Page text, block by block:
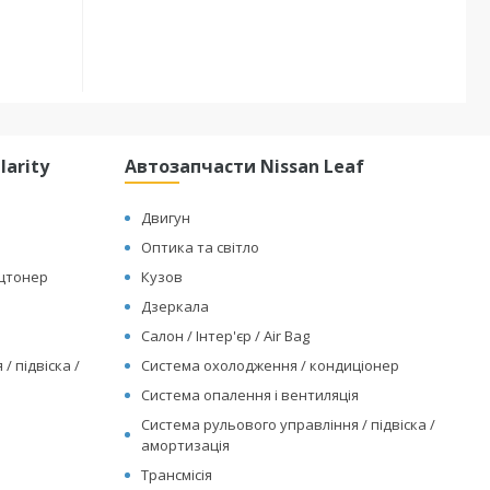
підвіска /
Автозапчасти Nissan Leaf
Двигун
Оптика та світло
Кузов
Дзеркала
Салон / Інтер'єр / Air Bag
Система охолодження / кондиціонер
Система опалення і вентиляція
Система рульового управління / підвіска /
амортизація
Трансмісія